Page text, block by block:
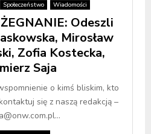
Społeczeństwo Wiadomości
Odeszli
Mirosław
Zofia Kostecka,
Saja
o kimś bliskim, kto
się z naszą redakcją –